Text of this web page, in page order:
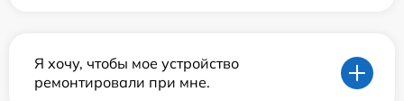
Я хочу, чтобы мое устройство
ремонтировали при мне.